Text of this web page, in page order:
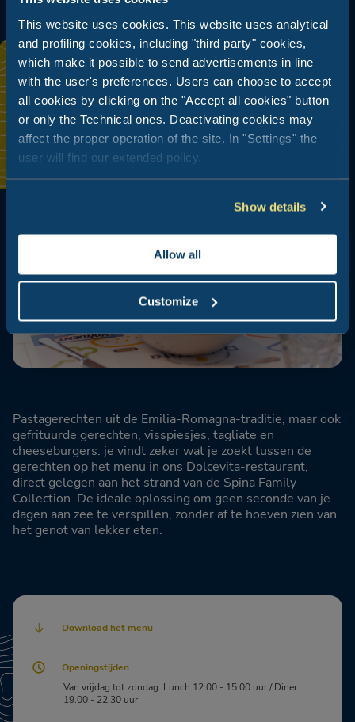
This website uses cookies. This website uses analytical
and profiling cookies, including "third party" cookies,
which make it possible to send advertisements in line
with the user's preferences. Users can choose to accept
all cookies by clicking on the "Accept all cookies" button
or only the Technical ones. Deactivating cookies may
affect the proper operation of the site. In "Settings" the
user will find our extended policy.
Show details
Allow all
Customize
Pastagerechten uit de Emilia-Romagna-traditie, maar ook
gefrituurde gerechten, visspiesjes, tagliate en
cheeseburgers: je vindt zeker wat je zoekt tussen de
gerechten op het menu in ons Dolcevita-restaurant,
direct gelegen aan het strand van de Spina Family
Collection. De ideale oplossing om geen seconde van je
dagen aan zee te verspillen, zonder af te hoeven zien van
het genot van lekker eten.
Download het menu
Openingstijden
Van vrijdag tot zondag: Lunch 12.00 - 15.00 uur / Diner
19.00 - 22.30 uur